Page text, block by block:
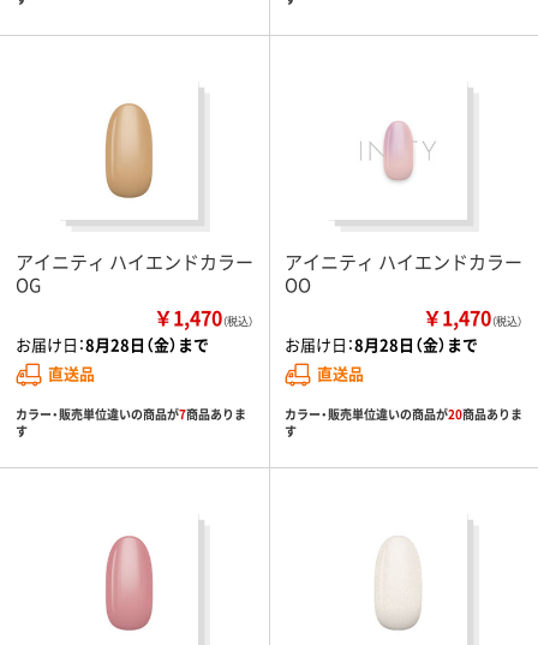
アイニティ ハイエンドカラー
OG
￥1,470（税込）
お届け日：8月28日（金）まで
直送品
カラー・販売単位違いの商品が7商品ありま
す
アイニティ ハイエンドカラー
OO
￥1,470（税込）
お届け日：8月28日（金）まで
直送品
カラー・販売単位違いの商品が20商品ありま
す